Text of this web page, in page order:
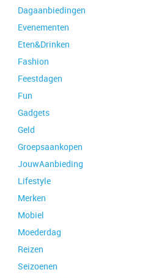
Dagaanbiedingen
Evenementen
Eten&Drinken
Fashion
Feestdagen
Fun
Gadgets
Geld
Groepsaankopen
JouwAanbieding
Lifestyle
Merken
Mobiel
Moederdag
Reizen
Seizoenen